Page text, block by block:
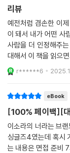
로 내가 설득해야 할
래가지 못한다. 남들
일을 찾아 성장시키
기 브랜딩과 마케팅
대학생 때부터 함께
자신 있게 말할 수 있
시키고 싶은 한국 여
럼 진짜 친언니가 알
함과 당당함, 그리고
- 박예슬 (전 구글 플레이
《너라는 브랜드를 마
기를 담은 한 인간의
자신과 같은 시행착
다. 자기 인생의 방향
다.
리뷰
예전처럼 겸손한 이
이 돼서 내가 어떤 사
사람을 더 인정해주
대해서 이 책을 읽으
r******6
eBook
[100% 페이백][
이소라의 너라는 브
싱글즈4였는데 혹시
는 내용은 면접 준비